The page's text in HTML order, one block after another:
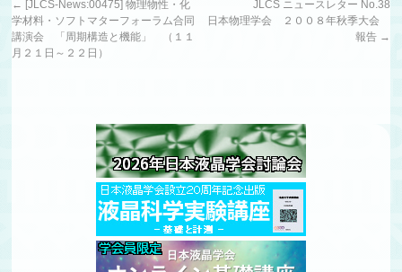
← [JLCS-News:00475] 物理物性・化
学材料・ソフトマターフォーラム合同
講演会 「周期構造と機能」 （１１
月２１日～２２日）
JLCS ニュースレター No.38
日本物理学会 ２００８年秋季大会
報告 →